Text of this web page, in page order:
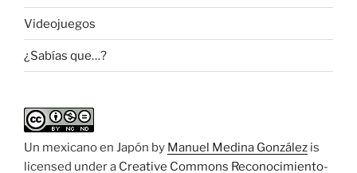
Videojuegos
¿Sabías que…?
Un mexicano en Japón by Manuel Medina González is
licensed under a Creative Commons Reconocimiento-